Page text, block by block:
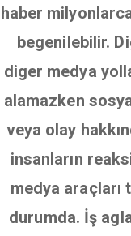
haber
begenilebilir.
diger medya
alamazken
veya olay
insanların
medya araçları
durumda. İş